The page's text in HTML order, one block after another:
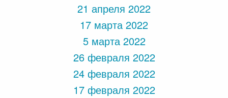
21 апреля 2022
17 марта 2022
5 марта 2022
26 февраля 2022
24 февраля 2022
17 февраля 2022